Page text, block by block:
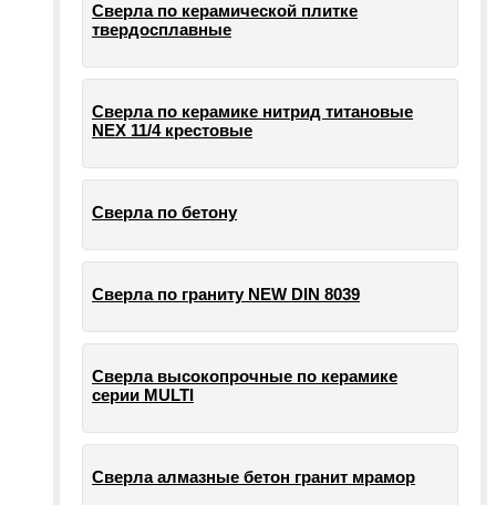
Сверла по керамической плитке
твердосплавные
Сверла по керамике нитрид титановые
NEX 11/4 крестовые
Сверла по бетону
Сверла по граниту NEW DIN 8039
Сверла высокопрочные по керамике
серии MULTI
Сверла алмазные бетон гранит мрамор